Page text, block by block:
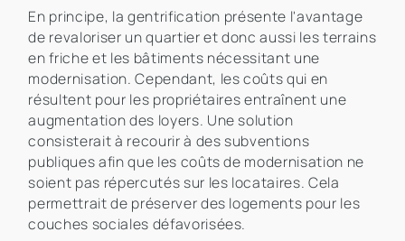
En principe, la gentrification présente l'avantage
de revaloriser un quartier et donc aussi les terrains
en friche et les bâtiments nécessitant une
modernisation. Cependant, les coûts qui en
résultent pour les propriétaires entraînent une
augmentation des loyers. Une solution
consisterait à recourir à des subventions
publiques afin que les coûts de modernisation ne
soient pas répercutés sur les locataires. Cela
permettrait de préserver des logements pour les
couches sociales défavorisées.